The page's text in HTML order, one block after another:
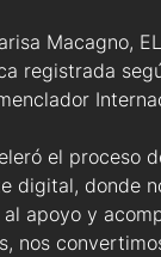
Macagno,
registrada
el proceso
digital, donde
apoyo y
nos